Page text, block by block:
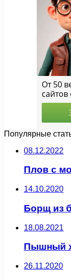
Популярные
08.12.2022
Плов с
14.10.2020
Борщ из
18.08.2021
Пышный
26.11.2020